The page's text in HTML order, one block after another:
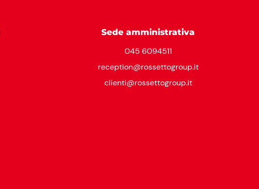
Sede amministrativa
045 6094511
reception@rossettogroup.it
clienti@rossettogroup.it